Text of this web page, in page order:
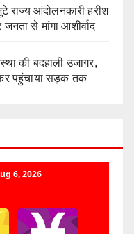
राज्य आंदोलनकारी हरीश
से मांगा आशीर्वाद
की बदहाली उजागर,
पहुंचाया सड़क तक